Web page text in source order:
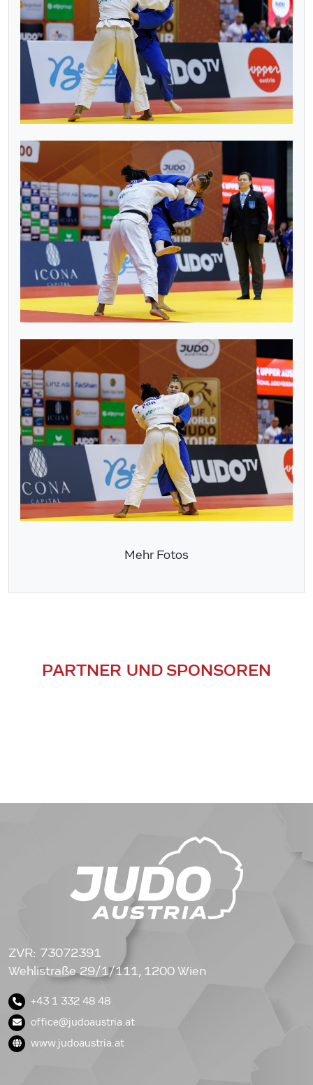
Mehr Fotos
PARTNER UND SPONSOREN
ZVR: 73072391
Wehlistraße 29/1/111, 1200 Wien
+43 1 332 48 48
office@judoaustria.at
www.judoaustria.at